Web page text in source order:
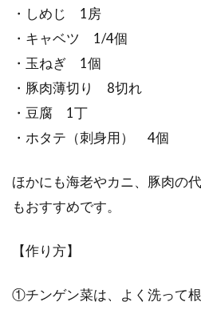
・しめじ 1房
・キャベツ 1/4個
・玉ねぎ 1個
・豚肉薄切り 8切れ
・豆腐 1丁
・ホタテ（刺身用） 4個
ほかにも海老やカニ、豚肉の
もおすすめです。
【作り方】
①チンゲン菜は、よく洗って根